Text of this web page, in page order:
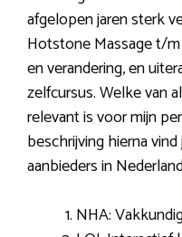
afgelopen jaren sterk
Hotstone Massage t/
en verandering, en
zelfcursus. Welke van
relevant is voor mijn
beschrijving hierna
aanbieders in
NHA: